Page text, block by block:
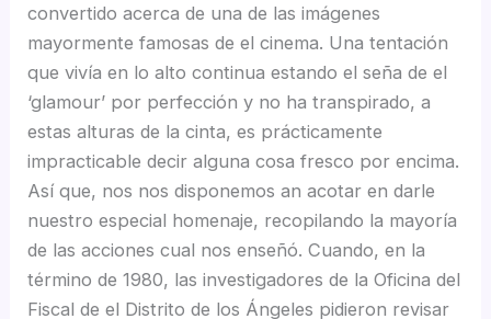
convertido acerca de una de las imágenes
mayormente famosas de el cinema. Una tentación
que vivía en lo alto continua estando el seña de el
‘glamour’ por perfección y no ha transpirado, a
estas alturas de la cinta, es prácticamente
impracticable decir alguna cosa fresco por encima.
Así que, nos nos disponemos an acotar en darle
nuestro especial homenaje, recopilando la mayorí­a
de las acciones cual nos enseñó. Cuando, en la
término de 1980, las investigadores de la Oficina del
Fiscal de el Distrito de los Ángeles pidieron revisar